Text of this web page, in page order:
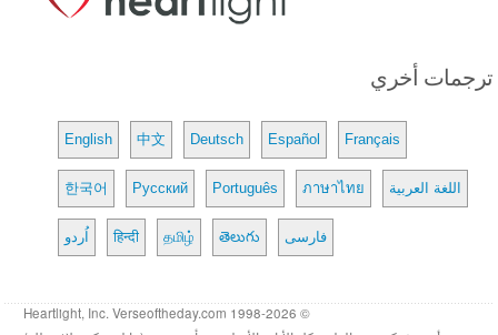
ترجمات أخري
English 中文 Deutsch Español Français
한국어 Русский Português ภาษาไทย اللغة العربية
اُردو हिन्दी தமிழ் తెలుగు فارسی
© 1998-2026 Heartlight, Inc. Verseoftheday.com